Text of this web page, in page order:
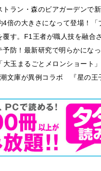
トラン・森のビアガーデンで
4倍の大きさになって登場！
覆す。F1王者が職人技を融
予防！最新研究で明らかにな
大玉まるごとメロンショート
文庫が異例コラボ 『星の